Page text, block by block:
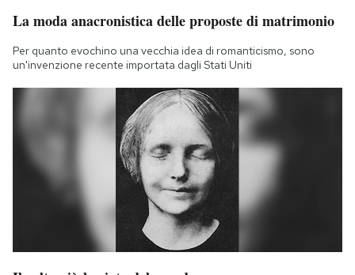
Area Personale
Notifiche mobile
Hai bisogno di aiuto?
La moda anacronistica delle proposte di matrimonio
Per quanto evochino una vecchia idea di romanticismo, sono
un'invenzione recente importata dagli Stati Uniti